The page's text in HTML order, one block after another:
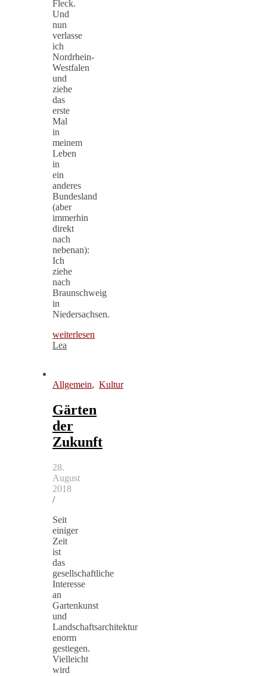
Fleck.
Und
nun
verlasse
ich
Nordrhein-
Westfalen
und
ziehe
das
erste
Mal
in
meinem
Leben
in
ein
anderes
Bundesland
(aber
immerhin
direkt
nach
nebenan):
Ich
ziehe
nach
Braunschweig
in
Niedersachsen.
weiterlesen
Lea
Allgemein, Kultur
Gärten
der
Zukunft
28.
August
2018
/
Seit
einiger
Zeit
ist
das
gesellschaftliche
Interesse
an
Gartenkunst
und
Landschaftsarchitektur
enorm
gestiegen.
Vielleicht
wird